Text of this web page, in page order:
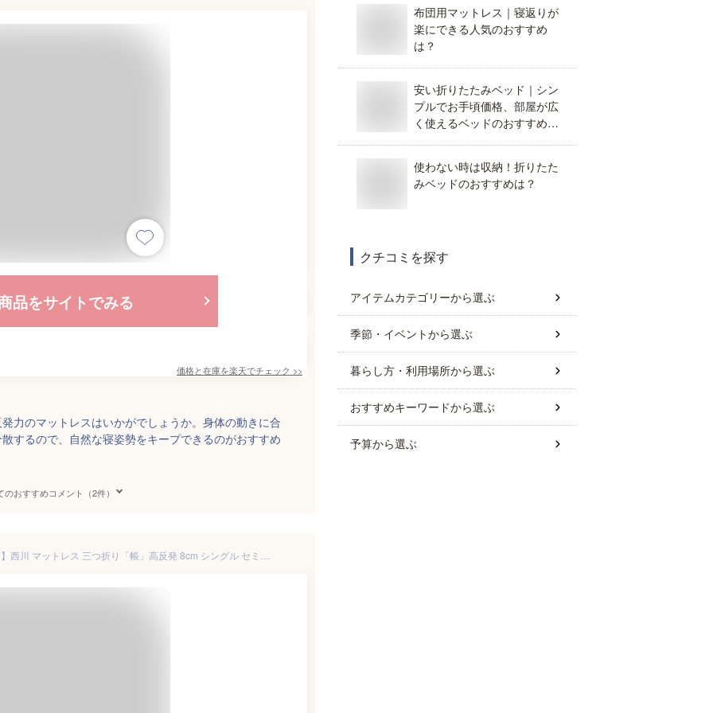
品をサイトでみる
価格と在庫を楽天でチェック >>
力のマットレスはいかがでしょうか。身体の動きに合
するので、自然な寝姿勢をキープできるのがおすすめ
のおすすめコメント（2件）
布団用マットレス｜寝返りが
楽にできる人気のおすすめ
は？
安い折りたたみベッド｜シン
プルでお手頃価格、部屋が広
く使えるベッドのおすすめ
使わない時は収納！折りたた
みベッドのおすすめは？
クチコミを探す
アイテムカテゴリーから選ぶ
季節・イベントから選ぶ
暮らし方・利用場所から選ぶ
おすすめキーワードから選ぶ
予算から選ぶ